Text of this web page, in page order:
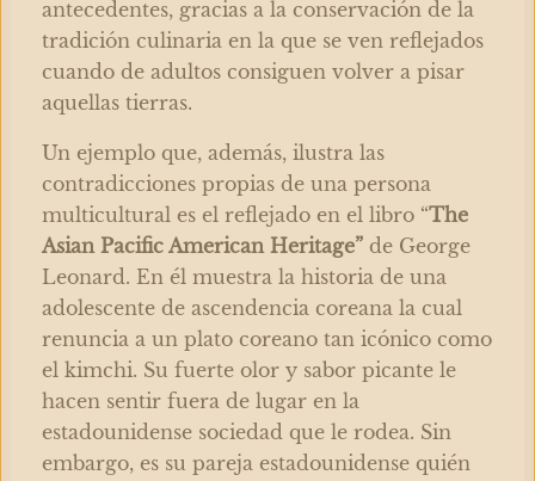
antecedentes, gracias a la conservación de la
tradición culinaria en la que se ven reflejados
cuando de adultos consiguen volver a pisar
aquellas tierras.
Un ejemplo que, además, ilustra las
contradicciones propias de una persona
multicultural es el reflejado en el libro “The
Asian Pacific American Heritage”de George
Leonard. En él muestra la historia de una
adolescente de ascendencia coreana la cual
renuncia a un plato coreano tan icónico como
el kimchi. Su fuerte olor y sabor picante le
hacen sentir fuera de lugar en la
estadounidense sociedad que le rodea. Sin
embargo, es su pareja estadounidense quién